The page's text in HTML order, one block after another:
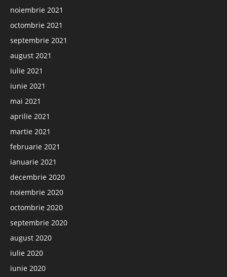
noiembrie 2021
octombrie 2021
septembrie 2021
august 2021
iulie 2021
iunie 2021
mai 2021
aprilie 2021
martie 2021
februarie 2021
ianuarie 2021
decembrie 2020
noiembrie 2020
octombrie 2020
septembrie 2020
august 2020
iulie 2020
iunie 2020